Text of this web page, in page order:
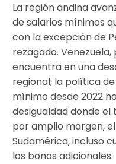
La región andina
de salarios mínimos
con la excepción de
rezagado.
encuentra en una
regional; la política
mínimo desde 2022
desigualdad donde
por amplio margen,
Sudamérica, incluso
los bonos adicionales.